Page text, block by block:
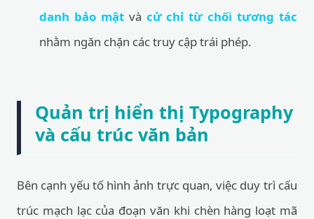
danh bảo mậtvà cử chỉ từ chối tương tác
nhằm ngăn chặn các truy cập trái phép.
Quản trị hiển thị Typography
và cấu trúc văn bản
Bên cạnh yếu tố hình ảnh trực quan, việc duy trì cấu
trúc mạch lạc của đoạn văn khi chèn hàng loạt mã